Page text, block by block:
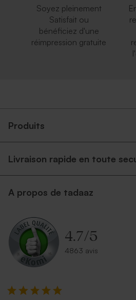
Soyez pleinement
Satisfait ou
bénéficiez d'une
réimpression gratuite
Produits
Livraison rapide en toute
A propos de tadaaz
4.7/5
4863 avis